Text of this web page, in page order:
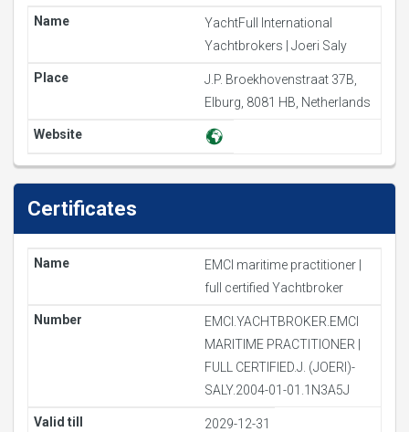
YachtFull International
Yachtbrokers | Joeri Saly
J.P. Broekhovenstraat 37B,
Elburg, 8081 HB, Netherlands
Certificates
EMCI maritime practitioner |
full certified Yachtbroker
EMCI.YACHTBROKER.EMCI
MARITIME PRACTITIONER |
FULL CERTIFIED.J. (JOERI)-
SALY.2004-01-01.1N3A5J
2029-12-31